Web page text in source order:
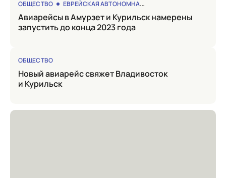
ОБЩЕСТВО ЕВРЕЙСКАЯ АВТОНОМНАЯ ОБЛАСТЬ
Авиарейсы в Амурзет и Курильск намерены
запустить до конца 2023 года
ОБЩЕСТВО
Новый авиарейс свяжет Владивосток
и Курильск